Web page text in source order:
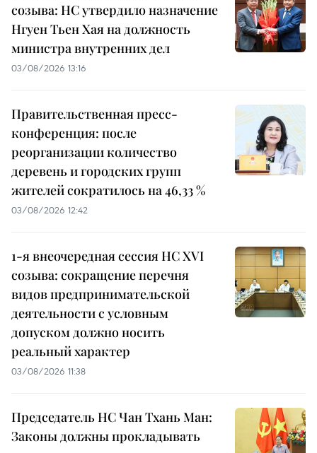
созыва: НС утвердило назначение
Нгуен Тьен Хая на должность
министра внутренних дел
03/08/2026 13:16
Правительственная пресс-
конференция: после
реорганизации количество
деревень и городских групп
жителей сократилось на 46,33 %
03/08/2026 12:42
1-я внеочередная сессия НС XVI
созыва: сокращение перечня
видов предпринимательской
деятельности с условным
допуском должно носить
реальный характер
03/08/2026 11:38
Председатель НС Чан Тхань Ман:
Законы должны прокладывать